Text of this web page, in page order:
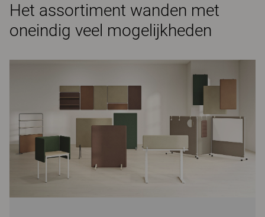
Het assortiment wanden met
oneindig veel mogelijkheden